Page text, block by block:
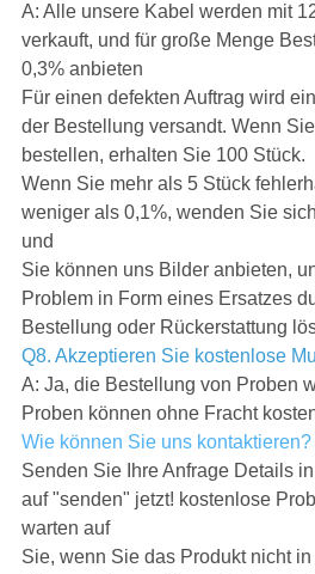
A: Alle unsere Kabel werden mit
verkauft, und für große Menge
0,3% anbieten
Für einen defekten Auftrag wird
der Bestellung versandt. Wenn
bestellen, erhalten Sie 100 Stück.
Wenn Sie mehr als 5 Stück
weniger als 0,1%, wenden Sie
und
Sie können uns Bilder anbieten,
Problem in Form eines Ersatzes
Bestellung oder Rückerstattung
Q8. Akzeptieren Sie kostenlose
A: Ja, die Bestellung von Proben
Proben können ohne Fracht
Wie können Sie uns kontaktieren?
Senden Sie Ihre Anfrage Details
auf "senden" jetzt! kostenlose
warten auf
Sie, wenn Sie das Produkt nicht